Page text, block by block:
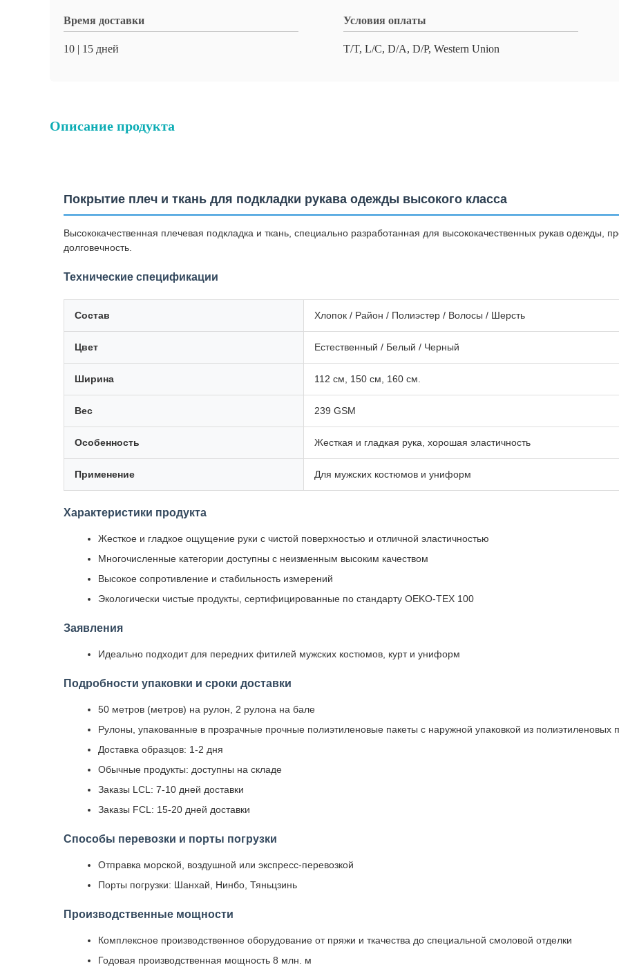
Время доставки
10 | 15 дней
Условия оплаты
T/T, L/C, D/A, D/P, Western Union
Описание продукта
Покрытие плеч и ткань для подкладки рукава одежды высокого класса
Высококачественная плечевая подкладка и ткань, специально разработанная для высококачественных рукав одежды,
долговечность.
Технические спецификации
Состав Хлопок / Район / Полиэстер / Волосы / Шерсть
Цвет Естественный / Белый / Черный
Ширина 112 см, 150 см, 160 см.
Вес 239 GSM
Особенность Жесткая и гладкая рука, хорошая эластичность
Применение Для мужских костюмов и униформ
Характеристики продукта
Жесткое и гладкое ощущение руки с чистой поверхностью и отличной эластичностью
Многочисленные категории доступны с неизменным высоким качеством
Высокое сопротивление и стабильность измерений
Экологически чистые продукты, сертифицированные по стандарту OEKO-TEX 100
Заявления
Идеально подходит для передних фитилей мужских костюмов, курт и униформ
Подробности упаковки и сроки доставки
50 метров (метров) на рулон, 2 рулона на бале
Рулоны, упакованные в прозрачные прочные полиэтиленовые пакеты с наружной упаковкой из полиэтиленовых
Доставка образцов: 1-2 дня
Обычные продукты: доступны на складе
Заказы LCL: 7-10 дней доставки
Заказы FCL: 15-20 дней доставки
Способы перевозки и порты погрузки
Отправка морской, воздушной или экспресс-перевозкой
Порты погрузки: Шанхай, Нинбо, Тяньцзинь
Производственные мощности
Комплексное производственное оборудование от пряжи и ткачества до специальной смоловой отделки
Годовая производственная мощность 8 млн. м